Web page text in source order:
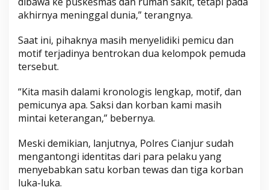
akhirnya meninggal dunia,” terangnya.
Saat ini, pihaknya masih menyelidiki pemicu dan
motif terjadinya bentrokan dua kelompok pemuda
tersebut.
“Kita masih dalami kronologis lengkap, motif, dan
pemicunya apa. Saksi dan korban kami masih
mintai keterangan,” bebernya.
Meski demikian, lanjutnya, Polres Cianjur sudah
mengantongi identitas dari para pelaku yang
menyebabkan satu korban tewas dan tiga korban
luka-luka.